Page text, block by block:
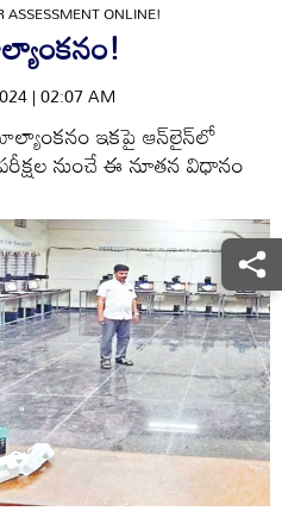
ASSESSMENT ONLINE!
| 02:07 AM
ఇకపై ఆన్‌లైన్‌లో
పరీక్షల నుంచే ఈ నూతన విధానం